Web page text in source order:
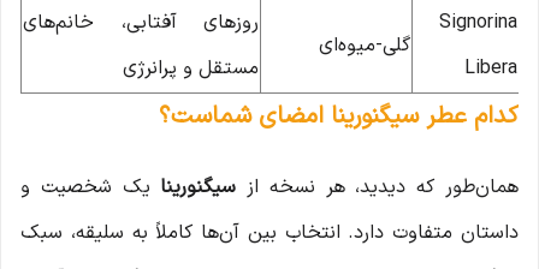
Signorina
Libera
گلی-میوه‌ای
روزهای آفتابی، خانم‌های
مستقل و پرانرژی
کدام عطر سیگنورینا امضای شماست؟
همان‌طور که دیدید، هر نسخه از سیگنورینا یک شخصیت و
داستان متفاوت دارد. انتخاب بین آن‌ها کاملاً به سلیقه، سبک